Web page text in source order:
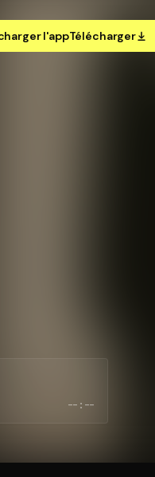
l'appTélécharger
--:--